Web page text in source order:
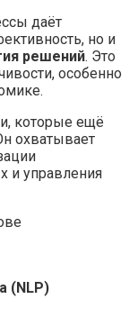
даёт
но и
решений. Это
особенно
которые ещё
охватывает
и управления
(NLP)